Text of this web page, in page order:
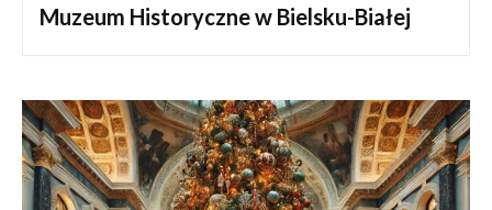
Muzeum Historyczne w Bielsku-Białej